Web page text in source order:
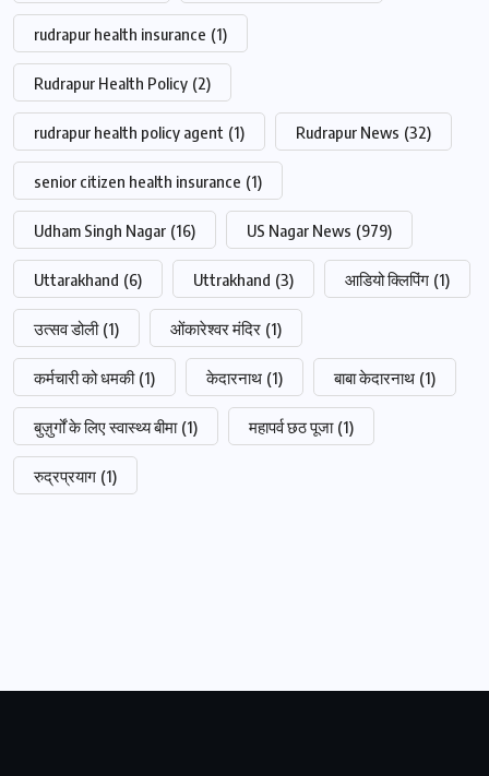
rudrapur health insurance (1)
Rudrapur Health Policy (2)
rudrapur health policy agent (1) Rudrapur News (32)
senior citizen health insurance (1)
Udham Singh Nagar (16) US Nagar News (979)
Uttarakhand (6) Uttrakhand (3) आडियो क्लिपिंग (1)
उत्सव डोली (1) ओंकारेश्वर मंदिर (1)
कर्मचारी को धमकी (1) केदारनाथ (1) बाबा केदारनाथ (1)
बुज़ुर्गों के लिए स्वास्थ्य बीमा (1) महापर्व छठ पूजा (1)
रुद्रप्रयाग (1)